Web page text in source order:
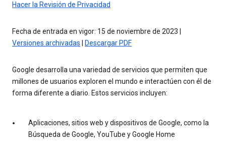
Hacer la Revisión de Privacidad
Fecha de entrada en vigor: 15 de noviembre de 2023 |
Versiones archivadas
Descargar PDF
Google desarrolla una variedad de servicios que permiten que
millones de usuarios exploren el mundo e interactúen con él de
forma diferente a diario. Estos servicios incluyen:
Aplicaciones, sitios web y dispositivos de Google, como la
Búsqueda de Google, YouTube y Google Home